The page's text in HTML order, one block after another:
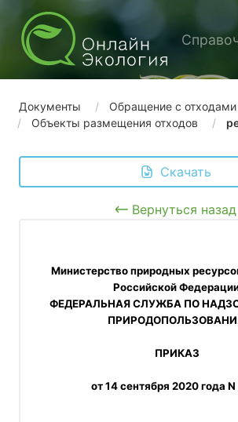
Документы
Обращение с отходами
Объекты размещения отходов
Скачать
Вернуться назад
Российской
ФЕДЕРАЛЬНАЯ СЛУЖБА ПО
ПРИКАЗ
от 14 сентября 2020 года N